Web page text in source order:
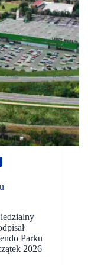
Parku
2026